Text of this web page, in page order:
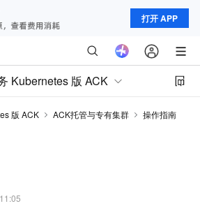
打开 APP
Kubernetes 版 ACK
版 ACK ACK托管与专有集群
操作指南